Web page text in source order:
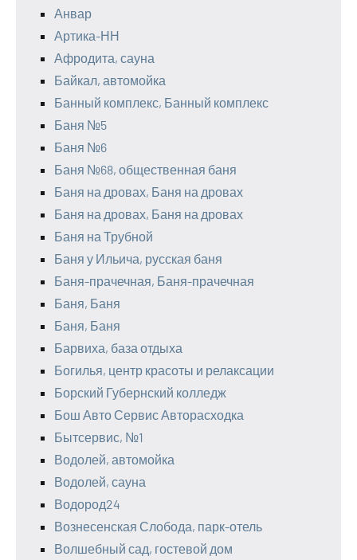
Анвар
Артика-НН
Афродита, сауна
Байкал, автомойка
Банный комплекс, Банный комплекс
Баня №5
Баня №6
Баня №68, общественная баня
Баня на дровах, Баня на дровах
Баня на дровах, Баня на дровах
Баня на Трубной
Баня у Ильича, русская баня
Баня-прачечная, Баня-прачечная
Баня, Баня
Баня, Баня
Барвиха, база отдыха
Богилья, центр красоты и релаксации
Борский Губернский колледж
Бош Авто Сервис Авторасходка
Бытсервис, №1
Водолей, автомойка
Водолей, сауна
Водород24
Вознесенская Слобода, парк-отель
Волшебный сад, гостевой дом